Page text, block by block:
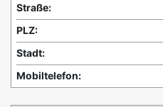
Straße:
PLZ:
Stadt:
Mobiltelefon: